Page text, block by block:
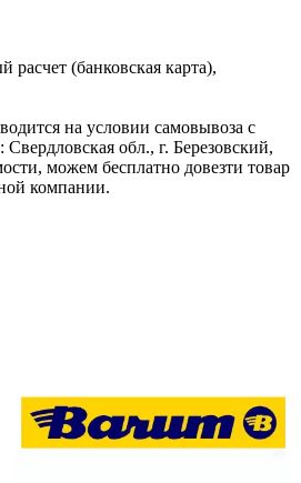
(банковская карта),
на условии самовывоза с
обл., г. Березовский,
можем бесплатно довезти товар
компании.